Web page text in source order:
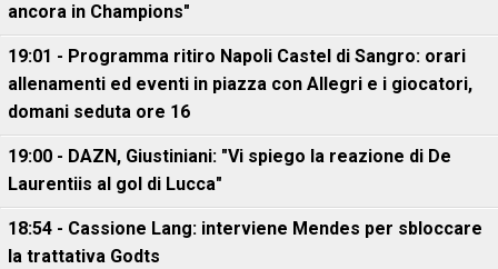
ancora in Champions"
19:01 - Programma ritiro Napoli Castel di Sangro: orari
allenamenti ed eventi in piazza con Allegri e i giocatori,
domani seduta ore 16
19:00 - DAZN, Giustiniani: "Vi spiego la reazione di De
Laurentiis al gol di Lucca"
18:54 - Cassione Lang: interviene Mendes per sbloccare
la trattativa Godts